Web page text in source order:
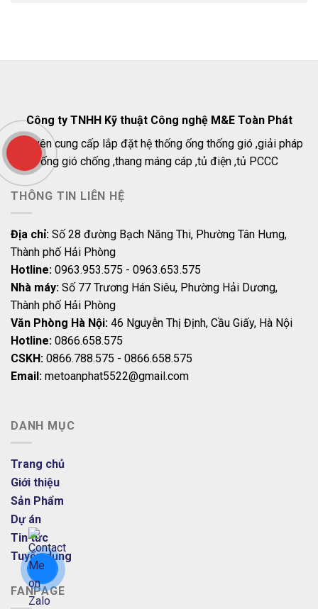
Công ty TNHH Kỹ thuật Công nghệ M&E Toàn Phát
Chuyên cung cấp lắp đặt hệ thống ống thống gió ,giải pháp
ống gió chống ,thang máng cáp ,tủ điện ,tủ PCCC
THÔNG TIN LIÊN HỆ
Địa chỉ: Số 28 đường Bạch Năng Thi, Phường Tân Hưng,
Thành phố Hải Phòng
Hotline: 0963.953.575 - 0963.653.575
Nhà máy: Số 77 Trương Hán Siêu, Phường Hải Dương,
Thành phố Hải Phòng
Văn Phòng Hà Nội: 46 Nguyễn Thị Định, Cầu Giấy, Hà Nội
Hotline: 0866.658.575
CSKH: 0866.788.575 - 0866.658.575
Email: metoanphat5522@gmail.com
DANH MỤC
Trang chủ
Giới thiệu
Sản Phẩm
Dự án
Tin tức
Tuyển dụng
FANPAGE